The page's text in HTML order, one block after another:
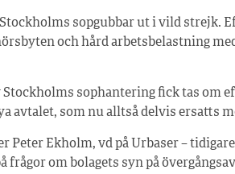
sopgubbar ut i vild strejk.
och hård arbetsbelastning
sophantering fick tas om
avtalet, som nu alltså delvis ersatts
Peter Ekholm, vd på Urbaser –
frågor om bolagets syn på